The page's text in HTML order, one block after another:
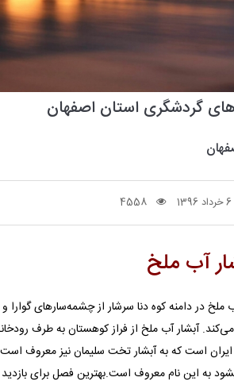
گردشگری استان اصفهان
4558
ملخ در دامنه کوه دنا سرشار از چشمه‌سارهای
می‌کند. آبشار آب ملخ از فراز کوهستان به طرف
ایران است که به آبشار تخت سلیمان نیز معروف
به این نام معروف است.بهترین فصل برای